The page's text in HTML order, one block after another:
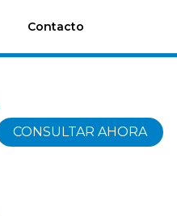
Contacto
CONSULTAR AHORA